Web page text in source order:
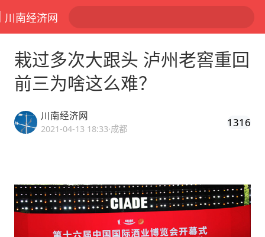
川南经济网
栽过多次大跟头 泸州老窖重回
前三为啥这么难？
川南经济网
2021-04-13 18:33·成都 1316